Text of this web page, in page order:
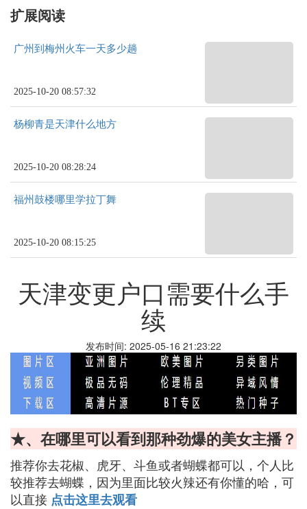
扩展阅读
广州到梅州火车一天多少趟
2025-10-20 08:57:32
杨柳青是天津什么地方
2025-10-20 08:28:24
福州鼓楼哪里学拉丁舞
2025-10-20 08:15:25
天津变更户口需要什么手
续
发布时间: 2025-05-16 21:23:22
★、在哪里可以看到那种劲爆的美女主播？
推荐你去花椒、虎牙、斗鱼或者蝴蝶都可以，个人比
较推荐去蝴蝶，因为里面比较火辣还有你懂的哈，可
以直接 点击这里去观看